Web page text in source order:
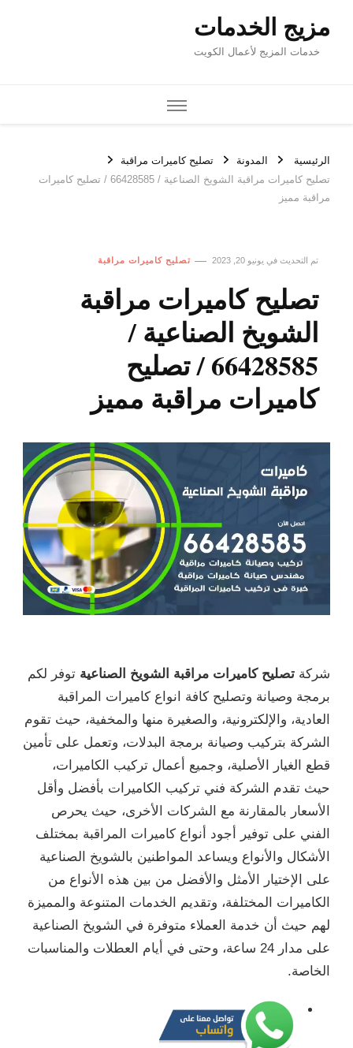
مزيج الخدمات
خدمات المزيج لأعمال الكويت
الرئيسية المدونة
تصليح كاميرات مراقبة
تصليح كاميرات مراقبة الشويخ الصناعية / 66428585 / تصليح كاميرات
مراقبة مميز
تم التحديث في يونيو 20, 2023 تصليح كاميرات مراقبة
تصليح كاميرات مراقبة
الشويخ الصناعية /
66428585 / تصليح
كاميرات مراقبة مميز
شركة تصليح كاميرات مراقبة الشويخ الصناعية توفر لكم
برمجة وصيانة وتصليح كافة انواع كاميرات المراقبة
العادية، والإلكترونية، والصغيرة منها والمخفية، حيث تقوم
الشركة بتركيب وصيانة برمجة البدلات، وتعمل على تأمين
قطع الغيار الأصلية، وجميع أعمال تركيب الكاميرات،
حيث تقدم الشركة فني تركيب الكاميرات بأفضل وأقل
الأسعار بالمقارنة مع الشركات الأخرى، حيث يحرص
الفني على توفير أجود أنواع كاميرات المراقبة بمختلف
الأشكال والأنواع ويساعد المواطنين بالشويخ الصناعية
على الإختيار الأمثل والأفضل من بين هذه الأنواع من
الكاميرات المختلفة، وتقديم الخدمات المتنوعة والمميزة
لهم حيث أن خدمة العملاء متوفرة في الشويخ الصناعية
على مدار 24 ساعة، وحتى في أيام العطلات والمناسبات
الخاصة.